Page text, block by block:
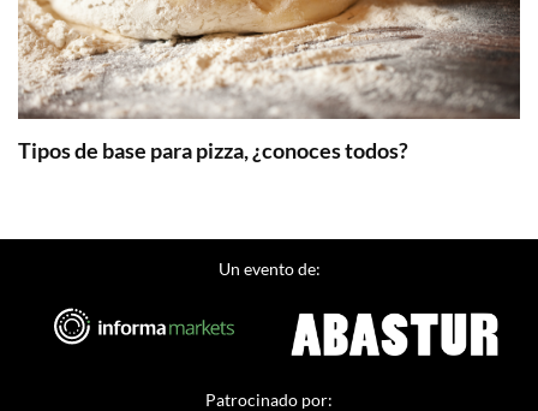
Tipos de base para pizza, ¿conoces todos?
Un evento de:
Patrocinado por: